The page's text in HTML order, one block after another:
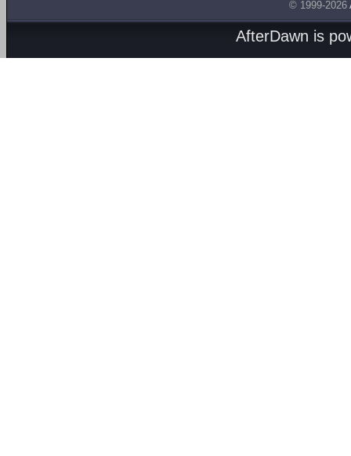
© 1999-2026
AfterDawn is